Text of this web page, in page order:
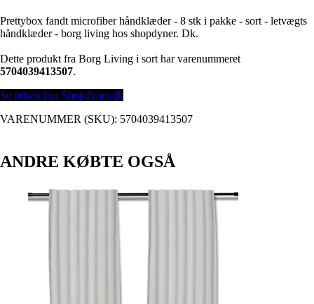
Prettybox fandt microfiber håndklæder - 8 stk i pakke - sort - letvægts
håndklæder - borg living hos shopdyner. Dk.
Dette produkt fra Borg Living i sort har varenummeret
5704039413507.
Se prisen hos Shopdyner.dk
VARENUMMER (SKU): 5704039413507
ANDRE KØBTE OGSÅ